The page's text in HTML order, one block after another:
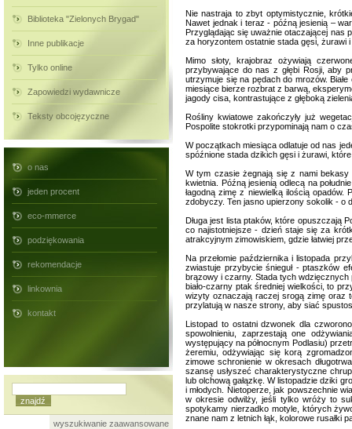
Biblioteka "Zielonych Brygad"
Inne publikacje
Tylko online
Zapowiedzi wydawnicze
Teksty obcojęzyczne
o nas
jeden procent
eco-mmerce
podziękowania
rekomendacje
linkownia
kontakt
wyszukiwanie zaawansowane
Nie nastraja to zbyt optymistycznie,
Nawet jednak i teraz - późną jesienią –
Przyglądając się uważnie otaczającej nas
za horyzontem ostatnie stada gęsi, żurawi
Mimo słoty, krajobraz ożywiają
przybywające do nas z głębi Rosji, aby
utrzymuje się na pędach do mrozów.
miesiące bierze rozbrat z barwą,
jagody cisa, kontrastujące z głęboką
Rośliny kwiatowe zakończyły już
Pospolite stokrotki przypominają nam o
W początkach miesiąca odlatuje od nas
spóźnione stada dzikich gęsi i żurawi,
W tym czasie żegnają się z nami bekasy
kwietnia. Późną jesienią odlecą na
łagodną zimę z niewielką ilością opadów.
zdobyczy. Ten jasno upierzony sokolik - o
Długa jest lista ptaków, które opuszczają
co najistotniejsze - dzień staje się za
atrakcyjnym zimowiskiem, gdzie łatwiej
Na przełomie października i listopada
zwiastuje przybycie śnieguł - ptaszków
brązowy i czarny. Stada tych
biało-czarny ptak średniej wielkości, to
wizyty oznaczają raczej srogą zimę oraz
przylatują w nasze strony, aby siać
Listopad to ostatni dzwonek dla
spowolnieniu, zaprzestają one
występujący na północnym Podlasiu)
żeremiu, odżywiając się korą
zimowe schronienie w okresach
szansę usłyszeć charakterystyczne
lub olchową gałązkę. W listopadzie dziki
i młodych. Nietoperze, jak powszechnie
w okresie odwilży, jeśli tylko wróży to
spotykamy nierzadko motyle, których
znane nam z letnich łąk, kolorowe rusałki